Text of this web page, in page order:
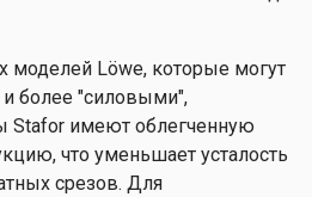
моделей Löwe, которые могут
более "силовыми",
Stafor имеют облегченную
что уменьшает усталость
срезов. Для